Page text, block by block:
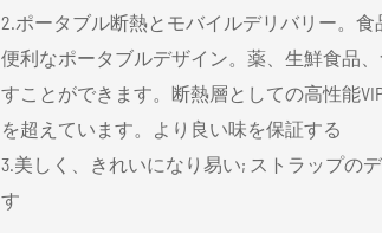
2.ポータブル断熱とモバイルデリバリー。
便利なポータブルデザイン。薬、生鮮食品
すことができます。断熱層としての高性能
を超えています。より良い味を保証する
3.美しく、きれいになり易い; ストラップの
す